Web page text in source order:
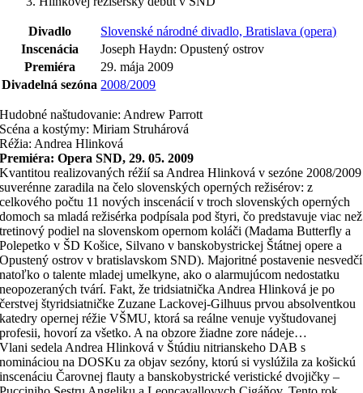
Divadlo
Slovenské národné divadlo, Bratislava (opera)
Inscenácia
Joseph Haydn: Opustený ostrov
Premiéra
29. mája 2009
Divadelná sezóna 2008/2009
Hudobné naštudovanie: Andrew Parrott
Scéna a kostýmy: Miriam Struhárová
Réžia: Andrea Hlinková
Premiéra: Opera SND, 29. 05. 2009
Kvantitou realizovaných réžií sa Andrea Hlinková v sezóne 2008/2009
suverénne zaradila na čelo slovenských operných režisérov: z
celkového počtu 11 nových inscenácií v troch slovenských operných
domoch sa mladá režisérka podpísala pod štyri, čo predstavuje viac než
tretinový podiel na slovenskom opernom koláči (Madama Butterfly a
Polepetko v ŠD Košice, Silvano v banskobystrickej Štátnej opere a
Opustený ostrov v bratislavskom SND). Majoritné postavenie nesvedčí
natoľko o talente mladej umelkyne, ako o alarmujúcom nedostatku
neopozeraných tvárí. Fakt, že tridsiatnička Andrea Hlinková je po
čerstvej štyridsiatničke Zuzane Lackovej-Gilhuus prvou absolventkou
katedry opernej réžie VŠMU, ktorá sa reálne venuje vyštudovanej
profesii, hovorí za všetko. A na obzore žiadne zore nádeje…
Vlani sedela Andrea Hlinková v Štúdiu nitrianskeho DAB s
nomináciou na DOSKu za objav sezóny, ktorú si vyslúžila za košickú
inscenáciu Čarovnej flauty a banskobystrické veristické dvojičky –